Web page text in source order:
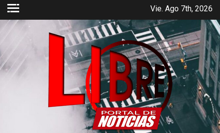
Saltar
contenido
Vie. Ago 7th, 2026